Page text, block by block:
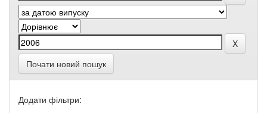
Почати новий пошук
Додати фільтри: